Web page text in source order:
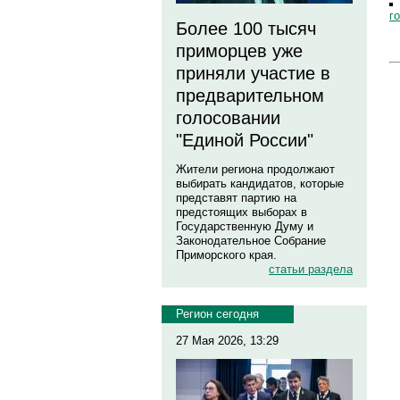
Более 100 тысяч
приморцев уже
приняли участие в
предварительном
голосовании
"Единой России"
Жители региона продолжают
выбирать кандидатов, которые
представят партию на
предстоящих выборах в
Государственную Думу и
Законодательное Собрание
Приморского края.
статьи раздела
Регион сегодня
27 Мая 2026, 13:29